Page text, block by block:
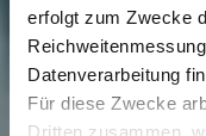
erfolgt zum Zwecke
Datenverarbeitung
Für diese Zwecke
Dritten zusammen,